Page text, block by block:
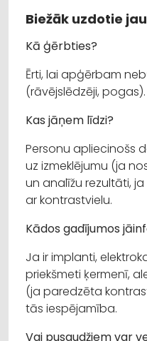
Biežāk uzdotie
Kā ģērbties?
Ērti, lai apģērbam
(rāvējslēdzēji, pogas).
Kas jāņem līdzi?
Personu apliecinošs
uz izmeklējumu (ja
un analīžu rezultāti,
ar kontrastvielu.
Kādos gadījumos
Ja ir implanti,
priekšmeti ķermenī,
(ja paredzēta
tās iespējamība.
Vai pusaudžiem var